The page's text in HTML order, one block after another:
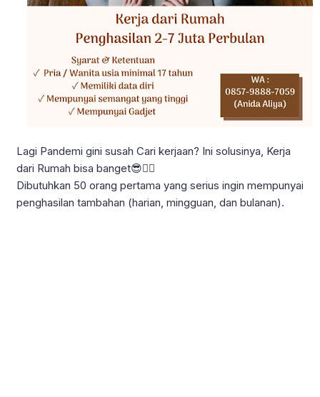
Lagi Pandemi gini susah Cari kerjaan? Ini solusinya, Kerja
dari Rumah bisa banget😎👇🏻
Dibutuhkan 50 orang pertama yang serius ingin mempunyai
penghasilan tambahan (harian, mingguan, dan bulanan).